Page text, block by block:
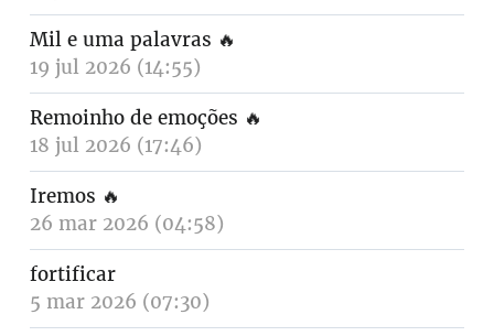
Mil e uma palavras 🔥
19 jul 2026 (14:55)
Remoinho de emoções 🔥
18 jul 2026 (17:46)
Iremos 🔥
26 mar 2026 (04:58)
fortificar
5 mar 2026 (07:30)